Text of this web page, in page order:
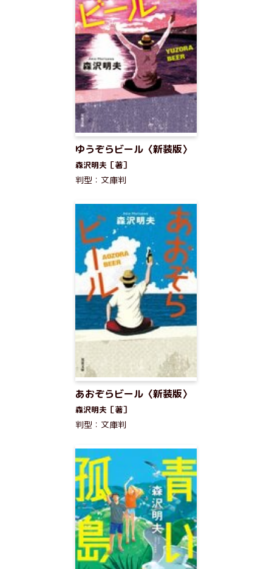
ゆうぞらビール〈新装版〉
森沢明夫［著］
判型：文庫判
あおぞらビール〈新装版〉
森沢明夫［著］
判型：文庫判